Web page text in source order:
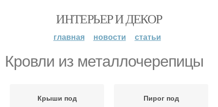
ИНТЕРЬЕР И ДЕКОР
главная новости статьи
Кровли из металлочерепицы
Крыши под
Пирог под